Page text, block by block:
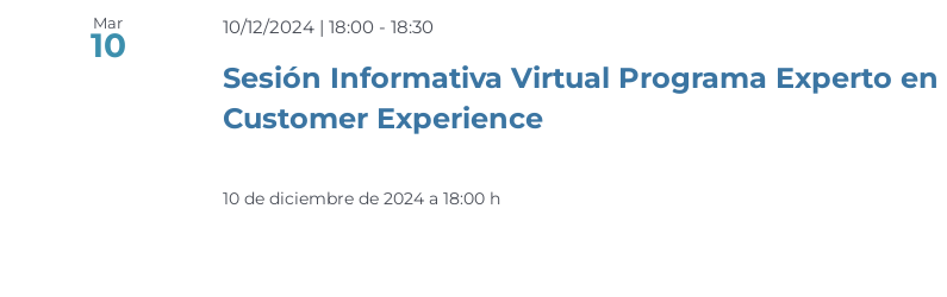
Mar
10
Sesión Informativa Virtual Programa Experto en
Customer Experience
10/12/2024 | 18:00 -18:30
10 de diciembre de 2024 a 18:00 h